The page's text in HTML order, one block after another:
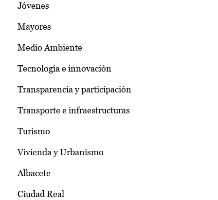
Jóvenes
Mayores
Medio Ambiente
Tecnología e innovación
Transparencia y participación
Transporte e infraestructuras
Turismo
Vivienda y Urbanismo
Albacete
Ciudad Real